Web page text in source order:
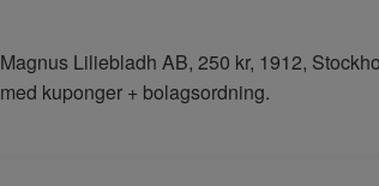
Magnus Liliebladh AB, 250 kr, 1912,
med kuponger + bolagsordning.